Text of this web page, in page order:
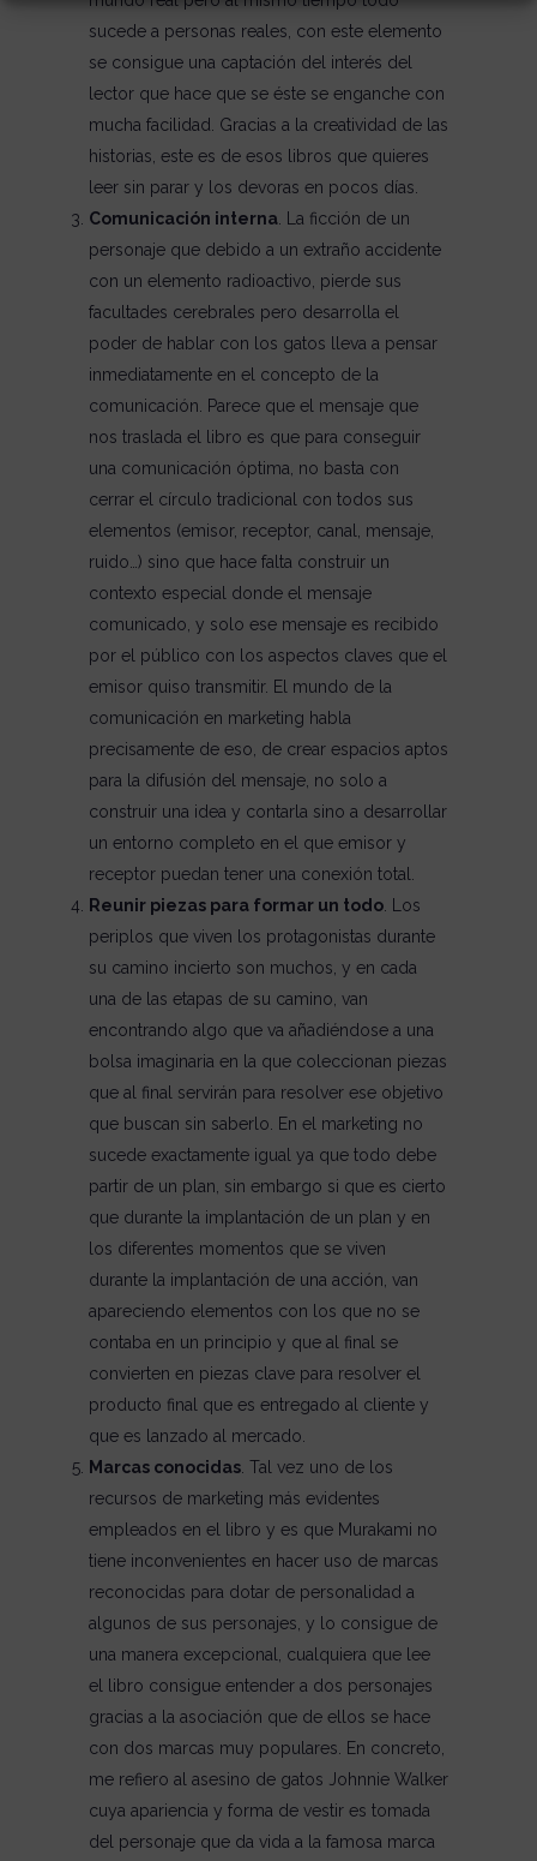
sucede a personas reales, con este elemento
se consigue una captación del interés del
lector que hace que se éste se enganche con
mucha facilidad. Gracias a la creatividad de las
historias, este es de esos libros que quieres
leer sin parar y los devoras en pocos días.
Comunicación interna. La ficción de un
personaje que debido a un extraño accidente
con un elemento radioactivo, pierde sus
facultades cerebrales pero desarrolla el
poder de hablar con los gatos lleva a pensar
inmediatamente en el concepto de la
comunicación. Parece que el mensaje que
nos traslada el libro es que para conseguir
una comunicación óptima, no basta con
cerrar el círculo tradicional con todos sus
elementos (emisor, receptor, canal, mensaje,
ruido…) sino que hace falta construir un
contexto especial donde el mensaje
comunicado, y solo ese mensaje es recibido
por el público con los aspectos claves que el
emisor quiso transmitir. El mundo de la
comunicación en marketing habla
precisamente de eso, de crear espacios aptos
para la difusión del mensaje, no solo a
construir una idea y contarla sino a desarrollar
un entorno completo en el que emisor y
receptor puedan tener una conexión total.
Reunir piezas para formar un todo. Los
periplos que viven los protagonistas durante
su camino incierto son muchos, y en cada
una de las etapas de su camino, van
encontrando algo que va añadiéndose a una
bolsa imaginaria en la que coleccionan piezas
que al final servirán para resolver ese objetivo
que buscan sin saberlo. En el marketing no
sucede exactamente igual ya que todo debe
partir de un plan, sin embargo si que es cierto
que durante la implantación de un plan y en
los diferentes momentos que se viven
durante la implantación de una acción, van
apareciendo elementos con los que no se
contaba en un principio y que al final se
convierten en piezas clave para resolver el
producto final que es entregado al cliente y
que es lanzado al mercado.
Marcas conocidas. Tal vez uno de los
recursos de marketing más evidentes
empleados en el libro y es que Murakami no
tiene inconvenientes en hacer uso de marcas
reconocidas para dotar de personalidad a
algunos de sus personajes, y lo consigue de
una manera excepcional, cualquiera que lee
el libro consigue entender a dos personajes
gracias a la asociación que de ellos se hace
con dos marcas muy populares. En concreto,
me refiero al asesino de gatos Johnnie Walker
cuya apariencia y forma de vestir es tomada
del personaje que da vida a la famosa marca